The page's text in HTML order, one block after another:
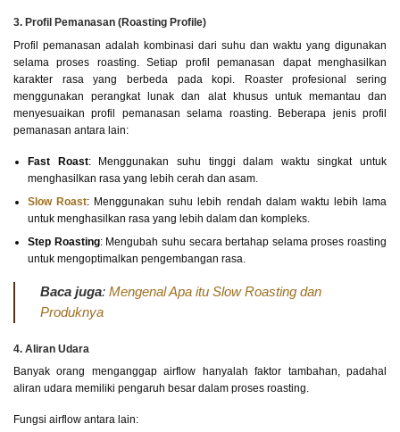
3. Profil Pemanasan (Roasting Profile)
Profil pemanasan adalah kombinasi dari suhu dan waktu yang digunakan
selama proses roasting. Setiap profil pemanasan dapat menghasilkan
karakter rasa yang berbeda pada kopi. Roaster profesional sering
menggunakan perangkat lunak dan alat khusus untuk memantau dan
menyesuaikan profil pemanasan selama roasting. Beberapa jenis profil
pemanasan antara lain:
Fast Roast: Menggunakan suhu tinggi dalam waktu singkat untuk
menghasilkan rasa yang lebih cerah dan asam.
Slow Roast: Menggunakan suhu lebih rendah dalam waktu lebih lama
untuk menghasilkan rasa yang lebih dalam dan kompleks.
Step Roasting: Mengubah suhu secara bertahap selama proses roasting
untuk mengoptimalkan pengembangan rasa.
Baca juga: Mengenal Apa itu Slow Roasting dan
Produknya
4. Aliran Udara
Banyak orang menganggap airflow hanyalah faktor tambahan, padahal
aliran udara memiliki pengaruh besar dalam proses roasting.
Fungsi airflow antara lain: